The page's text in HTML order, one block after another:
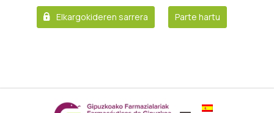
Elkargokideren sarrera Parte hartu